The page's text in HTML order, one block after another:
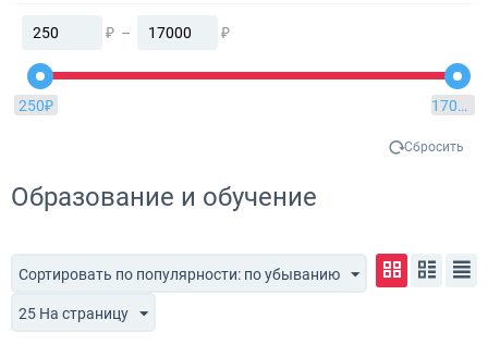
₽ – ₽
250₽ 17000
Сбросить
Образование и обучение
Сортировать по популярности: по убыванию
25 На страницу